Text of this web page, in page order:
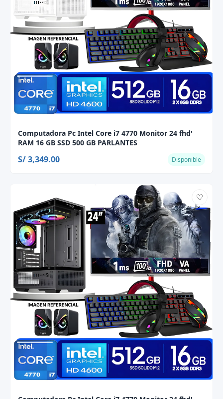
Computadora Pc Intel Core i7 4770 Monitor 24 fhd'
RAM 16 GB SSD 500 GB PARLANTES
S/ 3,349.00 Disponible
♡